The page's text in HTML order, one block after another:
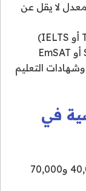
لا يقل عن
التعليم
في
: بين 40,000 و70,000